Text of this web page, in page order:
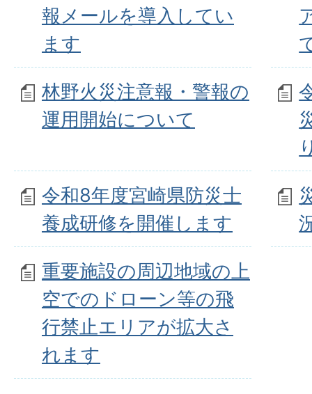
報メールを導入してい
ます
林野火災注意報・警報の
運用開始について
令和8年度宮崎県防災士
養成研修を開催します
重要施設の周辺地域の上
空でのドローン等の飛
行禁止エリアが拡大さ
れます